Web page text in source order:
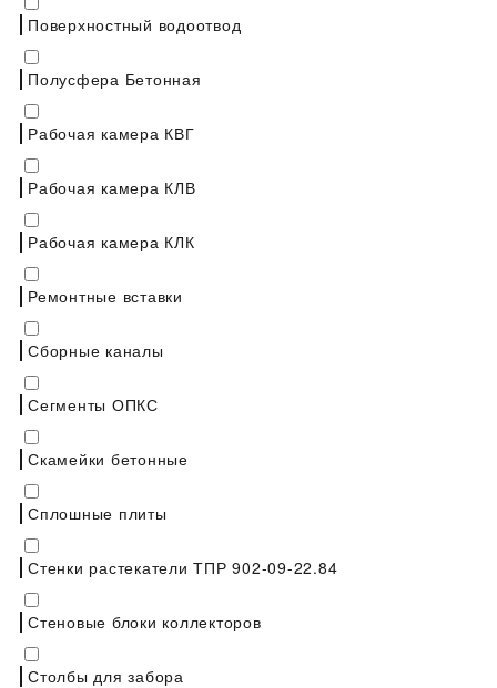
Поверхностный водоотвод
Полусфера Бетонная
Рабочая камера КВГ
Рабочая камера КЛВ
Рабочая камера КЛК
Ремонтные вставки
Сборные каналы
Сегменты ОПКС
Скамейки бетонные
Сплошные плиты
Стенки растекатели ТПР 902-09-22.84
Стеновые блоки коллекторов
Столбы для забора